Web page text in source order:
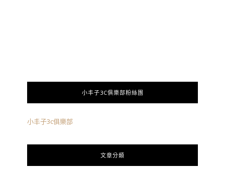
小丰子3C俱樂部粉絲團
小丰子3c俱樂部
文章分類